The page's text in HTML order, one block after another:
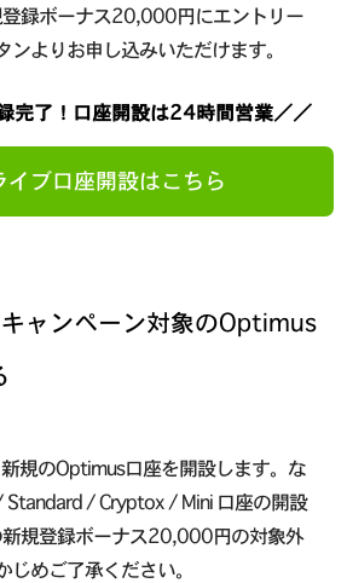
登録ボーナス20,000円にエントリー
ンよりお申し込みいただけます。
完了！口座開設は24時間営業／／
イブ口座開設はこちら
キャンペーン対象のOptimus
規のOptimus口座を開設します。な
Standard / Cryptox / Mini 口座の開設
新規登録ボーナス20,000円の対象外
めご了承ください。